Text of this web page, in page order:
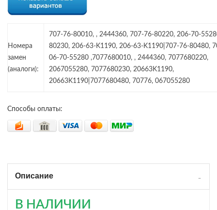
Номера
замен
(аналоги):
707-76-80010, , 2444360, 707-76-80220, 206-70-
80230, 206-63-K1190, 206-63-K1190|707-76-80480,
06-70-55280 ,7077680010, , 2444360, 7077680220,
2067055280, 7077680230, 20663K1190,
20663K1190|7077680480, 70776, 067055280
Способы оплаты:
Описание
В НАЛИЧИИ